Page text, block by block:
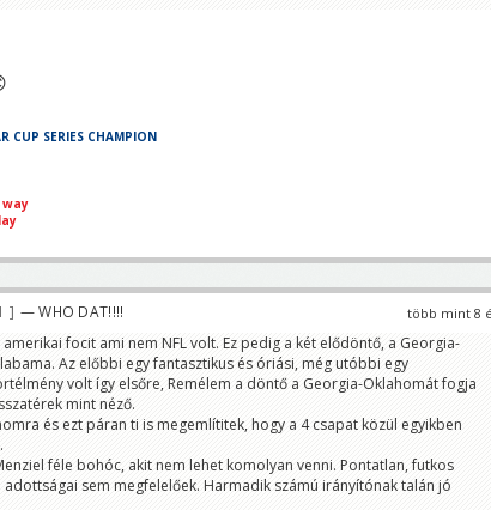
CUP SERIES CHAMPION
több mint 8
— WHO DAT!!!!
focit ami nem NFL volt. Ez pedig a két elődöntő, a Georgia-
Az előbbi egy fantasztikus és óriási, még utóbbi egy
volt így elsőre, Remélem a döntő a Georgia-Oklahomát fogja
mint néző.
és ezt páran ti is megemlítitek, hogy a 4 csapat közül egyikben
féle bohóc, akit nem lehet komolyan venni. Pontatlan, futkos
adottságai sem megfelelőek. Harmadik számú irányítónak talán jó